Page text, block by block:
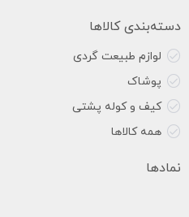
دسته‌بندی کالاها
لوازم طبیعت گردی
پوشاک
کیف و کوله پشتی
همه کالاها
نمادها